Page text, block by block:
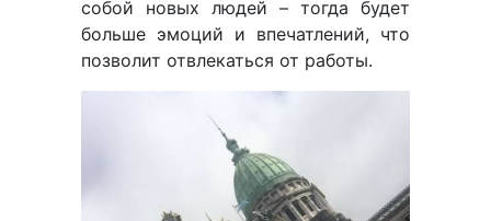
собой новых людей – тогда будет
больше эмоций и впечатлений, что
позволит отвлекаться от работы.